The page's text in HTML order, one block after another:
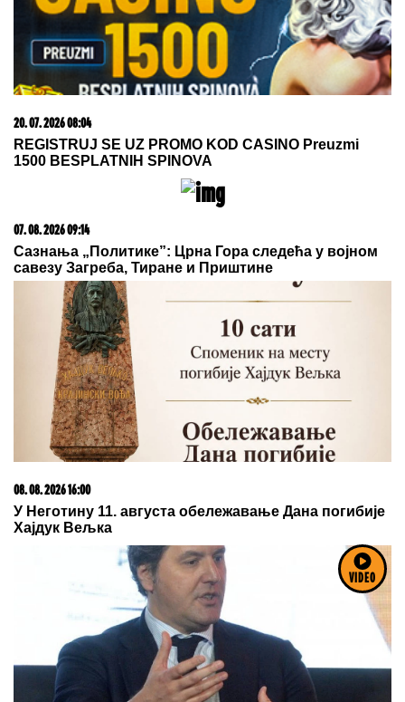
VIDEO
03. 08. 2026 13:23
akcijskoj ceni od 19.990€ do 31.8.
05. 08. 2026 06:45
Šta dete nasleđuje od oca, a šta od majke? Sve što
treba da znate o genetici
25.000 kupaca već kupuje uz PerSu Extra. A ti? Saznaj